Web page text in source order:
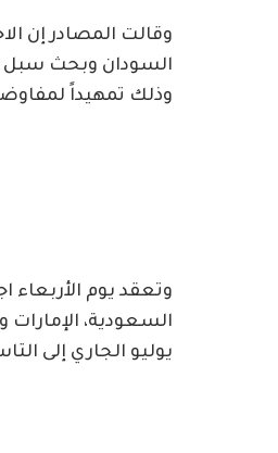
وقالت المصادر إن
السودان وبحث سبل
وذلك تمهيداً
وتعقد يوم الأربعاء
يوليو الجاري إلى